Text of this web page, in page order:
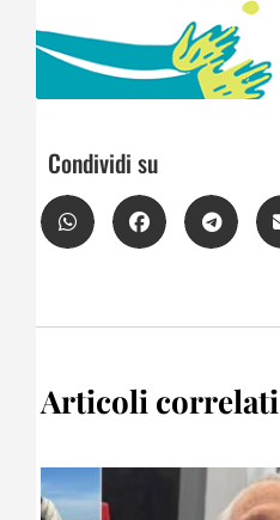
Condividi su
Articoli correlati